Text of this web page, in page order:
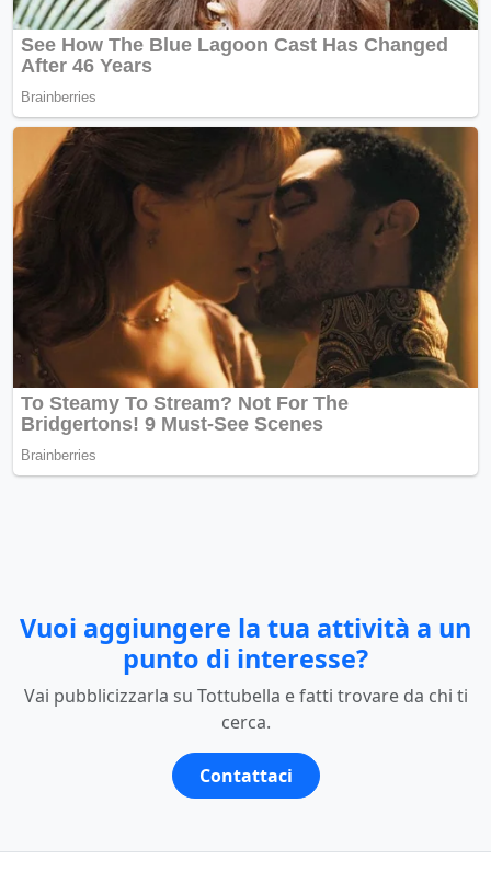
Vuoi aggiungere la tua attività a un
punto di interesse?
Vai pubblicizzarla su Tottubella e fatti trovare da chi ti
cerca.
Contattaci